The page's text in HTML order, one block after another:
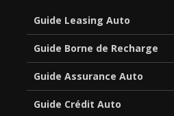
Guide Leasing Auto
Guide Borne de Recharge
Guide Assurance Auto
Guide Crédit Auto